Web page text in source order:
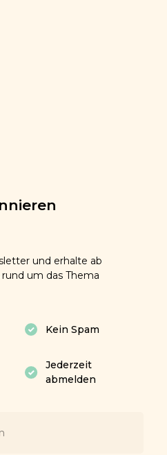
und erhalte ab
um das Thema
Kein Spam
Jederzeit
abmelden